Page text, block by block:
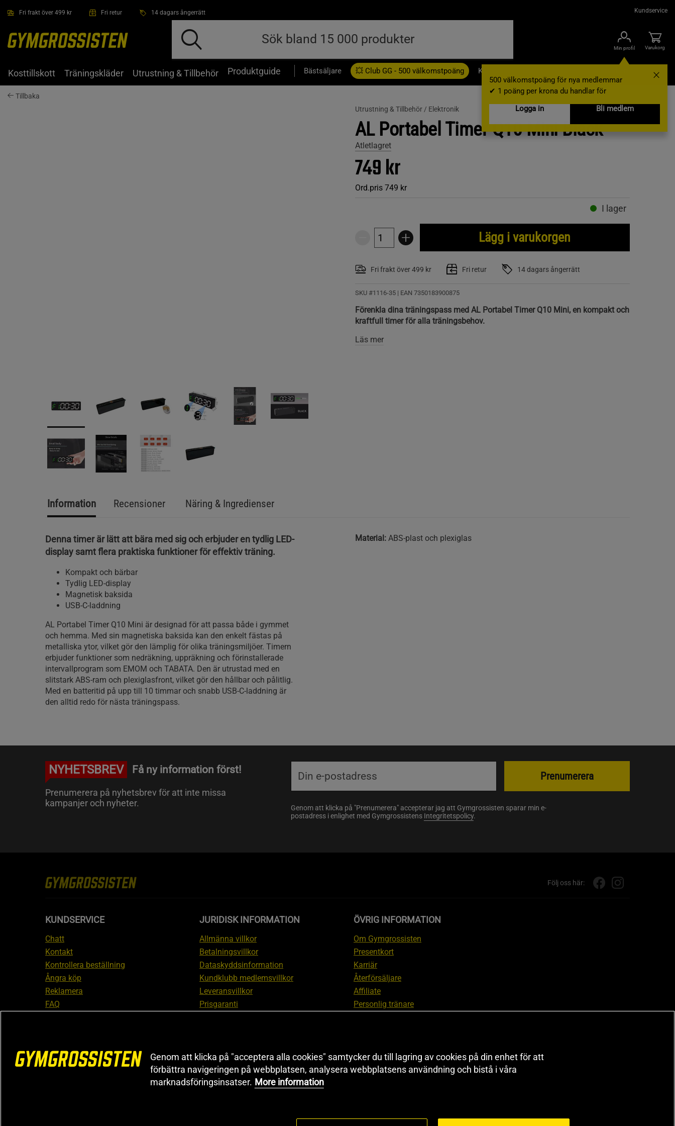
Fri frakt över 499 kr Fri retur 14 dagars ångerrätt Kundservice
Min profil
500 välkomstpoäng för nya medlemmar
✔ 1 poäng per krona du handlar för
Logga in
Bli medlem
Varukorg
Kosttillskott Träningskläder Utrustning & Tillbehör Produktguide Bästsäljare 💥 Club GG - 500 välkomstpoäng Kampanjer
Tillbaka
Utrustning & Tillbehör / Elektronik
AL Portabel Timer Q10 Mini Black
Atletlagret
749 kr
Ord.pris 749 kr
I lager
Lägg i varukorgen
Fri frakt över 499 kr Fri retur 14 dagars ångerrätt
SKU #1116-35 | EAN 7350183900875
Förenkla dina träningspass med AL Portabel Timer Q10 Mini, en kompakt och
kraftfull timer för alla träningsbehov.
Läs mer
Information Recensioner Näring & Ingredienser
Denna timer är lätt att bära med sig och erbjuder en tydlig LED-
display samt flera praktiska funktioner för effektiv träning.
Kompakt och bärbar
Tydlig LED-display
Magnetisk baksida
USB-C-laddning
AL Portabel Timer Q10 Mini är designad för att passa både i gymmet
och hemma. Med sin magnetiska baksida kan den enkelt fästas på
metalliska ytor, vilket gör den lämplig för olika träningsmiljöer. Timern
erbjuder funktioner som nedräkning, uppräkning och förinstallerade
intervallprogram som EMOM och TABATA. Den är utrustad med en
slitstark ABS-ram och plexiglasfront, vilket gör den hållbar och pålitlig.
Med en batteritid på upp till 10 timmar och snabb USB-C-laddning är
den alltid redo för nästa träningspass.
Material:ABS-plast och plexiglas
NYHETSBREV Få ny information först!
Prenumerera på nyhetsbrev för att inte missa
kampanjer och nyheter.
Genom att klicka på "Prenumerera" accepterar jag att Gymgrossisten sparar min e-
postadress i enlighet med Gymgrossistens Integritetspolicy.
Prenumerera
Följ oss här:
KUNDSERVICE
Chatt
Kontakt
Kontrollera beställning
Ångra köp
Reklamera
FAQ
JURIDISK INFORMATION
Allmänna villkor
Betalningsvillkor
Dataskyddsinformation
Kundklubb medlemsvillkor
Leveransvillkor
Prisgaranti
ÖVRIG INFORMATION
Om Gymgrossisten
Presentkort
Karriär
Återförsäljare
Affiliate
Personlig tränare
Black Friday
Artiklar & Övningar
Genom att klicka på "acceptera alla cookies" samtycker du till lagring av cookies på din enhet för att
förbättra navigeringen på webbplatsen, analysera webbplatsens användning och bistå i våra
marknadsföringsinsatser. More information